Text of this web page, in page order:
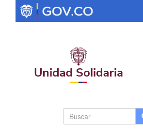
contenido
Buscar